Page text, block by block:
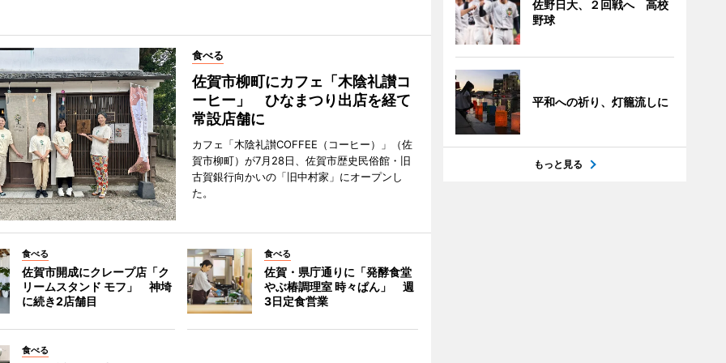
食べる
佐賀市柳町にカフェ「木陰礼讃コ
ーヒー」 ひなまつり出店を経て
常設店舗に
カフェ「木陰礼讃COFFEE（コーヒー）」（佐
賀市柳町）が7月28日、佐賀市歴史民俗館・旧
古賀銀行向かいの「旧中村家」にオープンし
た。
食べる
佐賀市開成にクレープ店「ク
リームスタンド モフ」 神埼
に続き2店舗目
食べる
佐賀・県庁通りに「発酵食堂
やぶ椿調理室 時々ぱん」 週
3日定食営業
食べる
佐野日大、２回戦へ 高校
野球
平和への祈り、灯籠流しに
もっと見る